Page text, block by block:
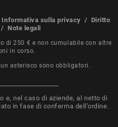
Informativa sulla privacy / Diritto
/ Note legali
di 250 € e non cumulabile con altre
in corso.
asterisco sono obbligatori.
e, nel caso di aziende, al netto di
in fase di conferma dell’ordine.